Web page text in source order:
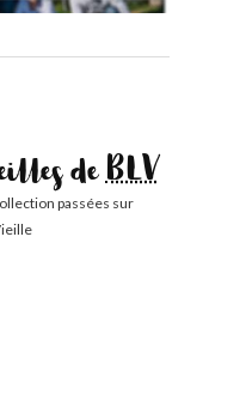
deBLV
passées sur